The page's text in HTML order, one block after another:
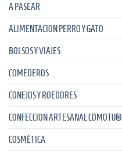
A PASEAR
ALIMENTACION PERRO Y GATO
BOLSOS Y VIAJES
COMEDEROS
CONEJOS Y ROEDORES
CONFECCION ARTESANAL COMOTU®
COSMÉTICA